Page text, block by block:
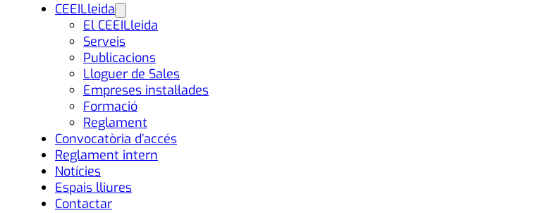
CEEILleida
El CEEILleida
Serveis
Publicacions
Lloguer de Sales
Empreses instal·lades
Formació
Reglament
Convocatòria d’accés
Reglament intern
Notícies
Espais lliures
Contactar